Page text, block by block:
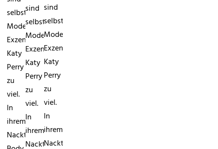
selbst
Mode-
Exzentrikerin
Katy
Perry
zu
viel.
In
ihrem
Nackt-
sind
selbst
Mode-
Exzentrikerin
Katy
Perry
zu
viel.
In
ihrem
Nackt-
sind
selbst
Mode-
Exzentrikerin
Katy
Perry
zu
viel.
In
ihrem
Nackt-